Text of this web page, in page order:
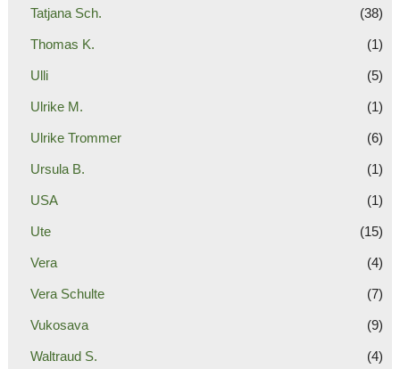
Tatjana Sch. (38)
Thomas K. (1)
Ulli (5)
Ulrike M. (1)
Ulrike Trommer (6)
Ursula B. (1)
USA (1)
Ute (15)
Vera (4)
Vera Schulte (7)
Vukosava (9)
Waltraud S. (4)